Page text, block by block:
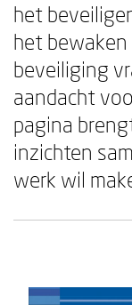
het
het
beveiliging
aandacht
pagina
inzichten
werk wil